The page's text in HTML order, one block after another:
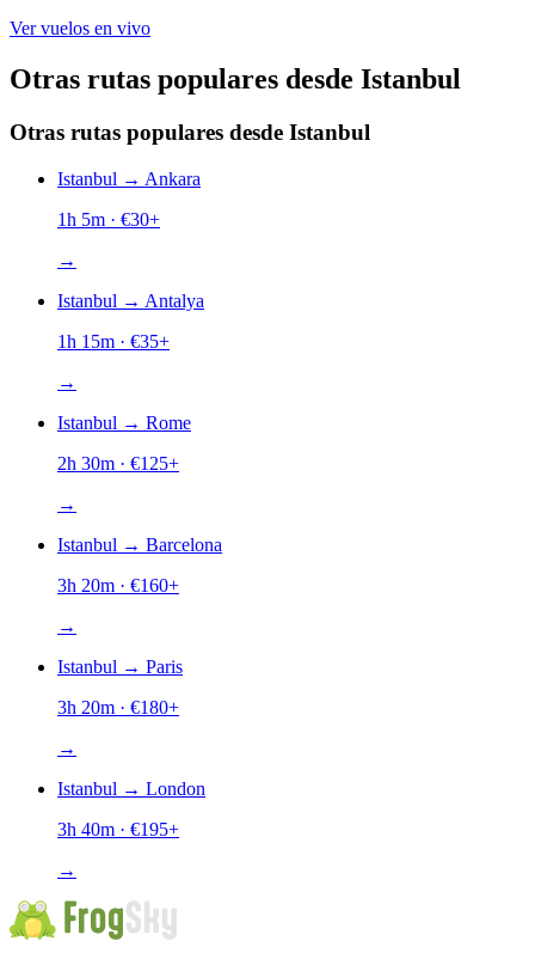
Ver vuelos en vivo
Otras rutas populares desde Istanbul
Otras rutas populares desde Istanbul
Istanbul → Ankara
1h 5m · €30+
→
Istanbul → Antalya
1h 15m · €35+
→
Istanbul → Rome
2h 30m · €125+
→
Istanbul → Barcelona
3h 20m · €160+
→
Istanbul → Paris
3h 20m · €180+
→
Istanbul → London
3h 40m · €195+
→